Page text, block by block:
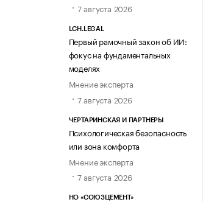
7 августа 2026
LCH.LEGAL
Первый рамочный закон об ИИ:
фокус на фундаментальных
моделях
Мнение эксперта
7 августа 2026
ЧЕРТАРИНСКАЯ И ПАРТНЕРЫ
Психологическая безопасность
или зона комфорта
Мнение эксперта
7 августа 2026
НО «СОЮЗЦЕМЕНТ»